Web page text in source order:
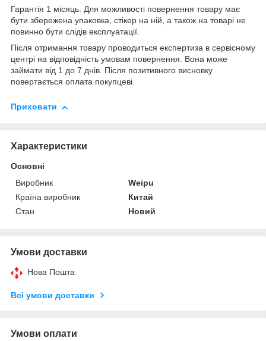
Гарантія 1 місяць. Для можливості повернення товару має
бути збережена упаковка, стікер на ній, а також на товарі не
повинно бути слідів експлуатації.
Після отримання товару проводиться експертиза в сервісному
центрі на відповідність умовам повернення. Вона може
займати від 1 до 7 днів. Після позитивного висновку
повертається оплата покупцеві.
Приховати
Характеристики
Основні
Виробник
Weipu
Країна виробник
Китай
Стан
Новий
Умови доставки
Нова Пошта
Всі умови доставки
Умови оплати